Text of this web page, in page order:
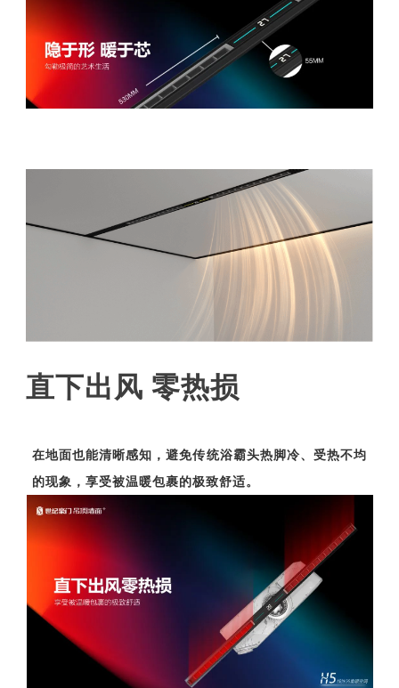
直下出风 零热损
在地面也能清晰感知，避免传统浴霸头热脚冷、受热不均
的现象，享受被温暖包裹的极致舒适。